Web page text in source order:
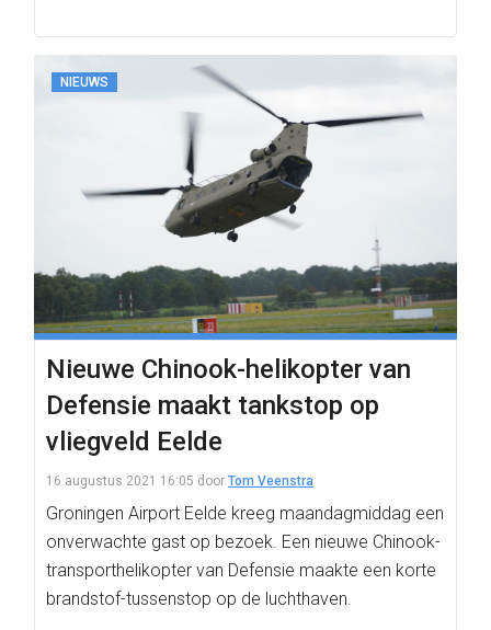
NIEUWS
Nieuwe Chinook-helikopter van
Defensie maakt tankstop op
vliegveld Eelde
16 augustus 2021 16:05 door Tom Veenstra
Groningen Airport Eelde kreeg maandagmiddag een
onverwachte gast op bezoek. Een nieuwe Chinook-
transporthelikopter van Defensie maakte een korte
brandstof-tussenstop op de luchthaven.